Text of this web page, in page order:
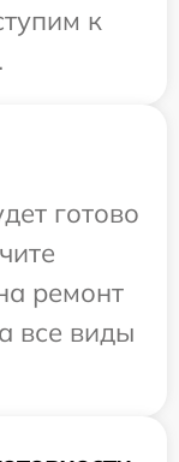
к
готово
ремонт
все виды